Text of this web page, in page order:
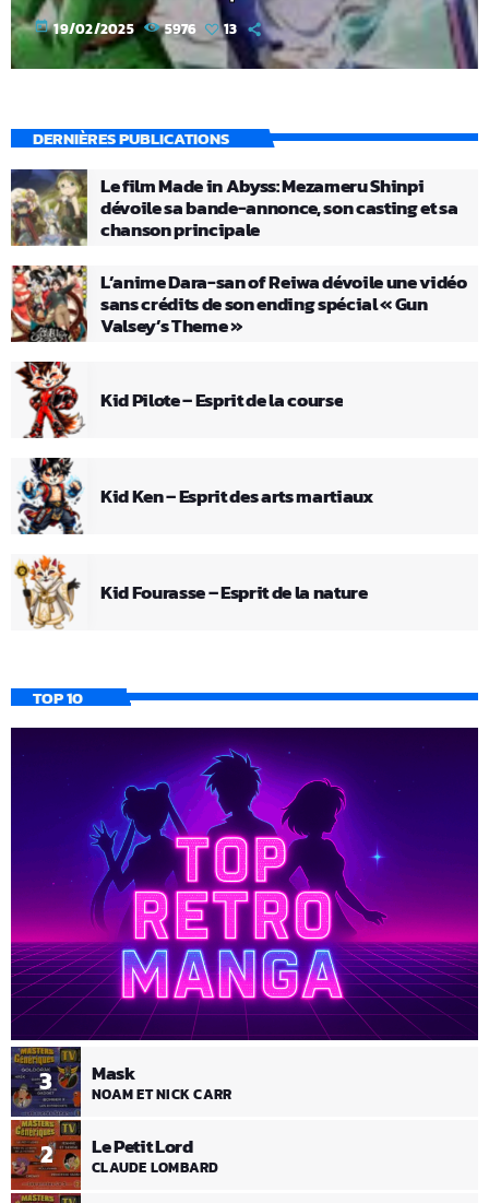
today 19/02/2025 5976 13
DERNIÈRES PUBLICATIONS
Le film Made in Abyss: Mezameru Shinpi
dévoile sa bande-annonce, son casting et sa
chanson principale
L’anime Dara-san of Reiwa dévoile une vidéo
sans crédits de son ending spécial « Gun
Valsey’s Theme »
Kid Pilote – Esprit de la course
Kid Ken – Esprit des arts martiaux
Kid Fourasse – Esprit de la nature
TOP 10
2 Le Petit Lord
CLAUDE LOMBARD
3 Mask
NOAM ET NICK CARR